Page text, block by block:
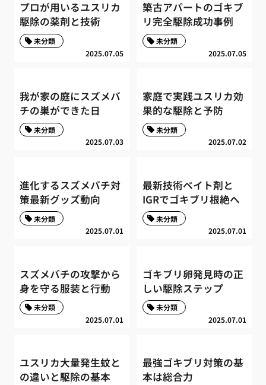
プロが用いるユスリカ
駆除の薬剤と技術
2025.07.05
未分類
築古アパートのゴキブ
リ完全駆除成功事例
2025.07.05
未分類
我が家の庭にスズメバ
チの巣ができた日
2025.07.03
未分類
家庭で実践ユスリカ効
果的な駆除と予防
2025.07.02
未分類
進化するスズメバチ対
策最新グッズ動向
2025.07.01
未分類
最新技術ベイト剤と
IGRでゴキブリ根絶へ
2025.07.01
未分類
スズメバチの攻撃から
身を守る服装と行動
2025.07.01
未分類
ゴキブリ卵発見時の正
しい駆除ステップ
2025.07.01
未分類
ユスリカ大量発生蚊と
の違いと駆除の基本
最強ゴキブリ対策の基
本は総合力